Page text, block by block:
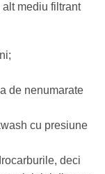
mediu filtrant
de nenumarate
cu presiune
deci